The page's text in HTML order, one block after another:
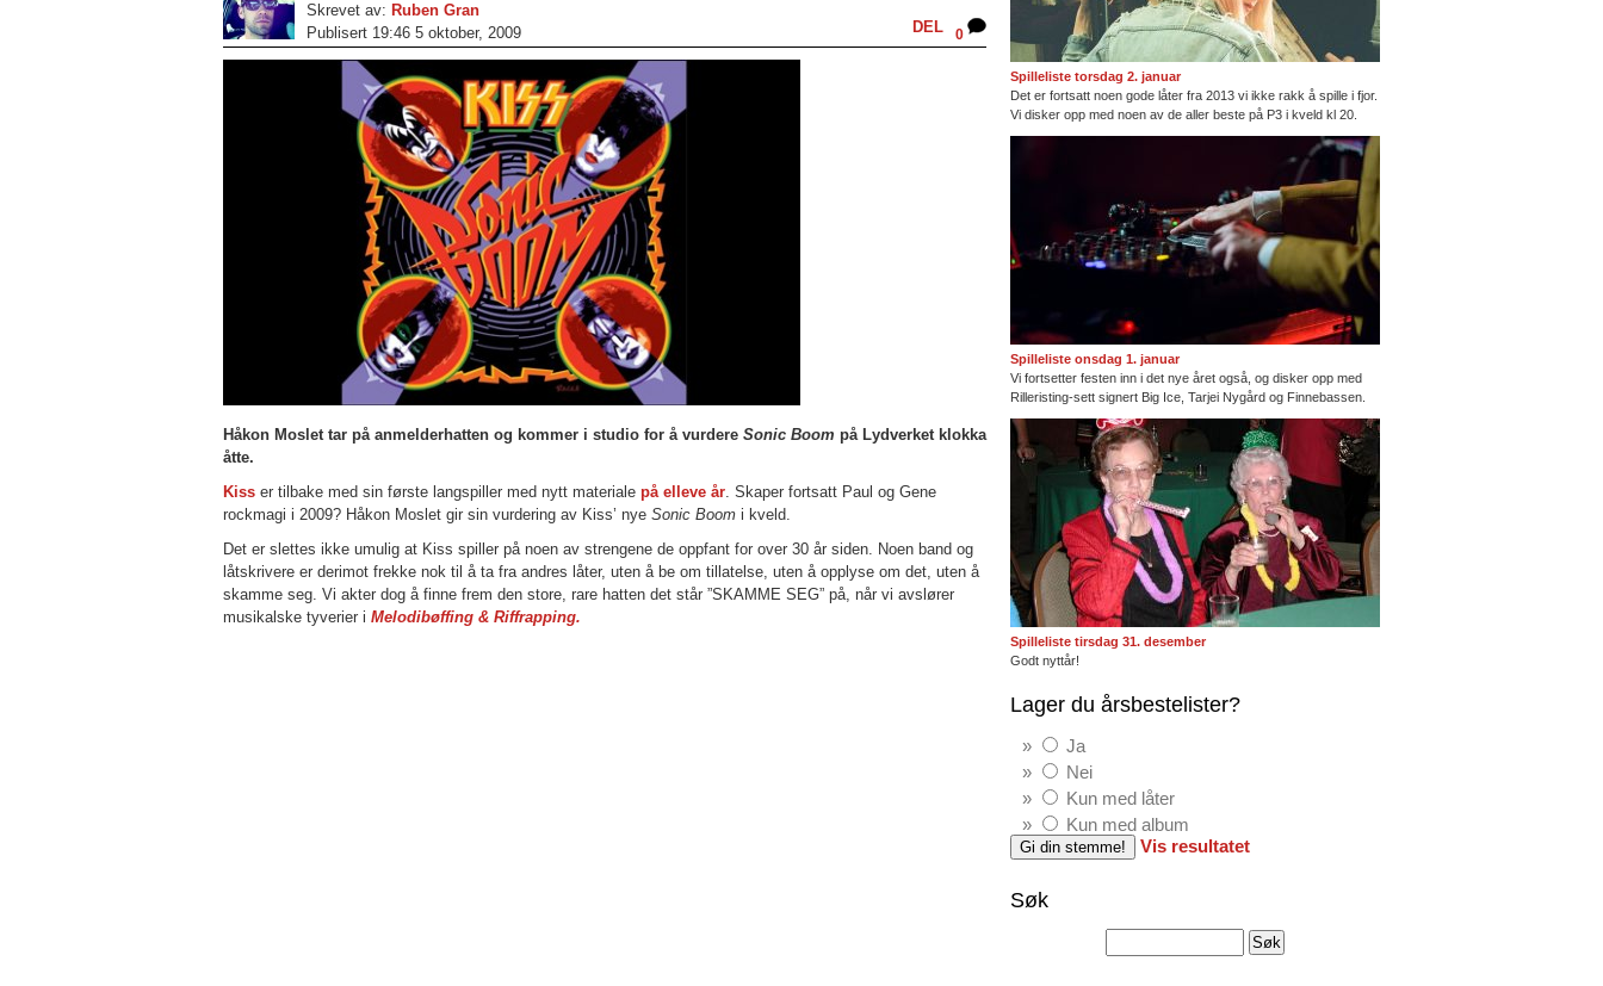
Skrevet av: Ruben Gran
Publisert 19:46 5 oktober, 2009
DEL 0
Håkon Moslet tar på anmelderhatten og kommer i studio for å vurdere Sonic Boom på Lydverket klokka
åtte.
Kiss er tilbake med sin første langspiller med nytt materiale på elleve år. Skaper fortsatt Paul og Gene
rockmagi i 2009? Håkon Moslet gir sin vurdering av Kiss’ nye Sonic Boom i kveld.
Det er slettes ikke umulig at Kiss spiller på noen av strengene de oppfant for over 30 år siden. Noen band og
låtskrivere er derimot frekke nok til å ta fra andres låter, uten å be om tillatelse, uten å opplyse om det, uten å
skamme seg. Vi akter dog å finne frem den store, rare hatten det står ”SKAMME SEG” på, når vi avslører
musikalske tyverier i Melodibøffing & Riffrapping.
Spilleliste torsdag 2. januar
Det er fortsatt noen gode låter fra 2013 vi ikke rakk å spille i fjor.
Vi disker opp med noen av de aller beste på P3 i kveld kl 20.
Spilleliste onsdag 1. januar
Vi fortsetter festen inn i det nye året også, og disker opp med
Rilleristing-sett signert Big Ice, Tarjei Nygård og Finnebassen.
Spilleliste tirsdag 31. desember
Godt nyttår!
Lager du årsbestelister?
Ja
Nei
Kun med låter
Kun med album
Vis resultatet
Søk